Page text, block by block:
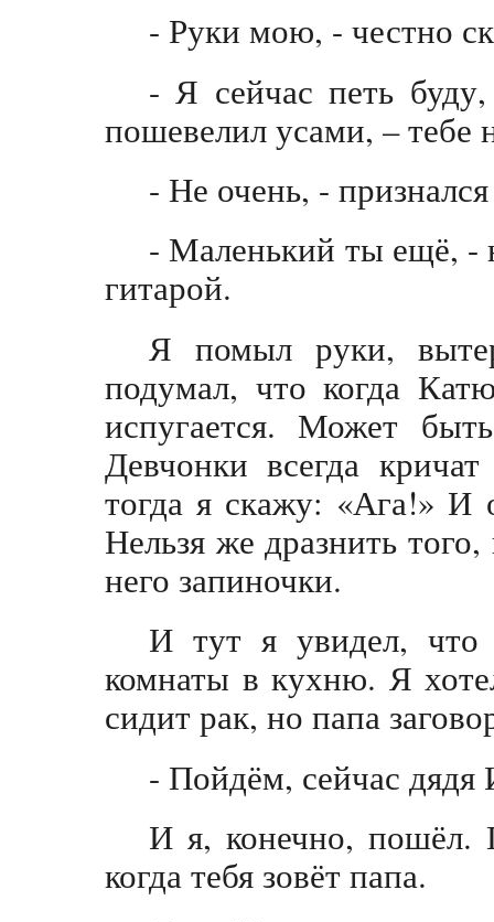
- Руки мою, - честно
- Я сейчас петь
пошевелил усами, – тебе
- Не очень, -
- Маленький ты ещё, -
гитарой.
Я помыл руки,
подумал, что когда
испугается. Может
Девчонки всегда
тогда я скажу: «Ага!» И
Нельзя же дразнить
него запиночки.
И тут я увидел, что
комнаты в кухню. Я
сидит рак, но папа
- Пойдём, сейчас дядя
И я, конечно, пошёл.
когда тебя зовёт папа.